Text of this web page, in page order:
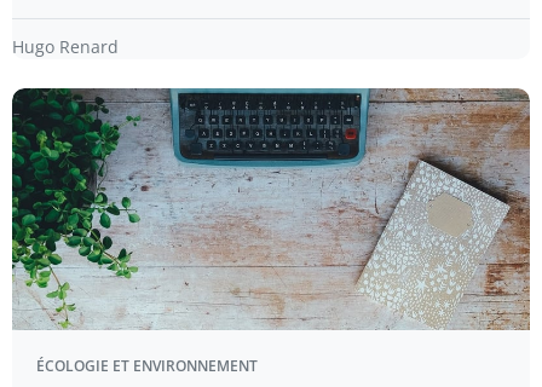
Hugo Renard
ÉCOLOGIE ET ENVIRONNEMENT